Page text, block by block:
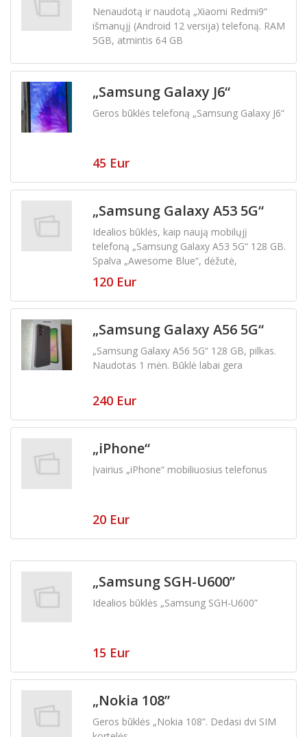
Sony(0)
Vodafone(0)
(0)
Xiaomi(2)
„Xiaomi Redmi9“
Nenaudotą ir naudotą „Xiaomi Redmi9“
išmanųjį (Android 12 versija) telefoną. RAM
5GB, atmintis 64 GB
„Samsung Galaxy J6“
Geros būklės telefoną „Samsung Galaxy J6“
45 Eur
„Samsung Galaxy A53 5G“
Idealios būklės, kaip naują mobilųjį
telefoną „Samsung Galaxy A53 5G“ 128 GB.
Spalva „Awesome Blue“, dėžutė,
dokumentai, kroviklis, pirktas naujas salone
120 Eur
„Samsung Galaxy A56 5G“
„Samsung Galaxy A56 5G“ 128 GB, pilkas.
Naudotas 1 mėn. Būklė labai gera
240 Eur
„iPhone“
Įvairius „iPhone“ mobiliuosius telefonus
20 Eur
„Samsung SGH-U600”
Idealios būklės „Samsung SGH-U600”
15 Eur
„Nokia 108”
Geros būklės „Nokia 108”. Dedasi dvi SIM